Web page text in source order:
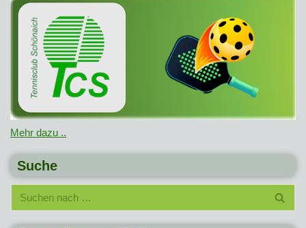
Mehr dazu ..
Suche